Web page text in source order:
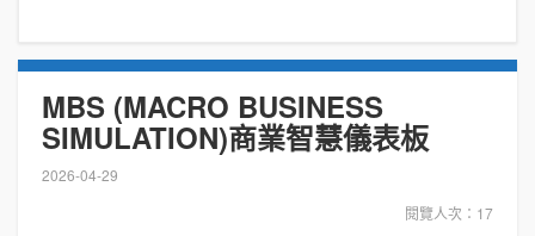
MBS (MACRO BUSINESS
SIMULATION)商業智慧儀表板
2026-04-29
閱覽人次：17